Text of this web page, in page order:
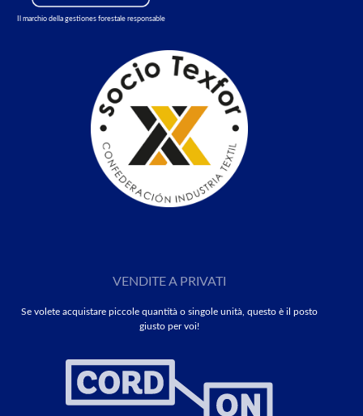
Il marchio della gestiones forestale responsable
VENDITE A PRIVATI
Se volete acquistare piccole quantità o singole unità, questo è il posto
giusto per voi!